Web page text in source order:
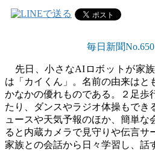
毎日新聞
先日、小さなAI ロボットが家
は「カイくん」。名前の由来はと
かなかの優れものである。２足歩
たり、ダンスやラジオ体操もでき
ュースや天気予報のほか、簡単な
ると内蔵カメラで見守りや伝言サ
家族との会話から日々学習し、話